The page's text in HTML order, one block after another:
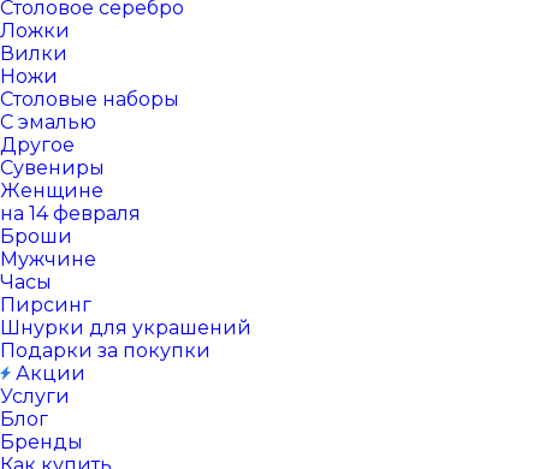
Столовое серебро
Ложки
Вилки
Ножи
Столовые наборы
С эмалью
Другое
Сувениры
Женщине
на 14 февраля
Броши
Мужчине
Часы
Пирсинг
Шнурки для украшений
Подарки за покупки
Акции
Услуги
Блог
Бренды